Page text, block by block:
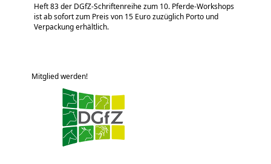
Heft 83 der DGfZ-Schriftenreihe zum 10. Pferde-Workshops
ist ab sofort zum Preis von 15 Euro zuzüglich Porto und
Verpackung erhältlich.
Mitglied werden!